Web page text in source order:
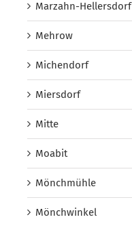
Marzahn-Hellersdorf
Mehrow
Michendorf
Miersdorf
Mitte
Moabit
Mönchmühle
Mönchwinkel